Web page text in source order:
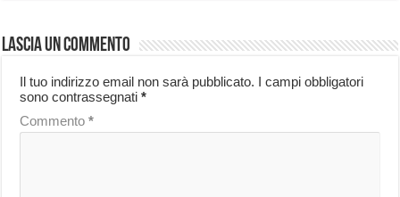
Lascia un commento
Il tuo indirizzo email non sarà pubblicato. I campi obbligatori
sono contrassegnati*
Commento*